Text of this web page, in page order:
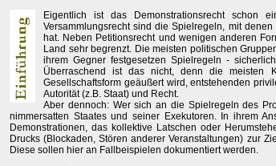
Eigentlich ist das Demonstrationsrecht schon
Versammlungsrecht sind die Spielregeln, mit
hat. Neben Petitionsrecht und wenigen anderen
Land sehr begrenzt. Die meisten politischen
ihrem Gegner festgesetzen Spielregeln -
Überraschend ist das nicht, denn die meisten
Gesellschaftsform geäußert wird, entstehenden
Autorität (z.B. Staat) und Recht.
Aber dennoch: Wer sich an die Spielregeln des
nimmersatten Staates und seiner Exekutoren. In ihrem
Demonstrationen, das kollektive Latschen oder
Drucks (Blockaden, Stören anderer Veranstaltungen) zur
Diese sollen hier an Fallbeispielen dokumentiert werden.